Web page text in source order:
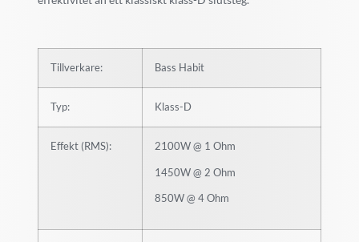
Tillverkare: Bass Habit
Typ: Klass-D
Effekt (RMS): 2100W @ 1 Ohm
1450W @ 2 Ohm
850W @ 4 Ohm